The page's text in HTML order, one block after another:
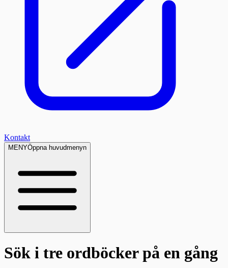
Kontakt
MENYÖppna huvudmenyn
Sök i tre ordböckerpå en gång